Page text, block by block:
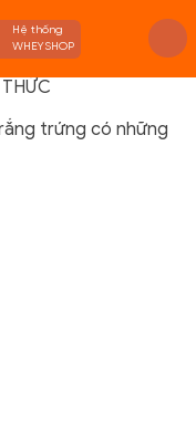
Hệ thống
WHEYSHOP
THỨC
trứng có những